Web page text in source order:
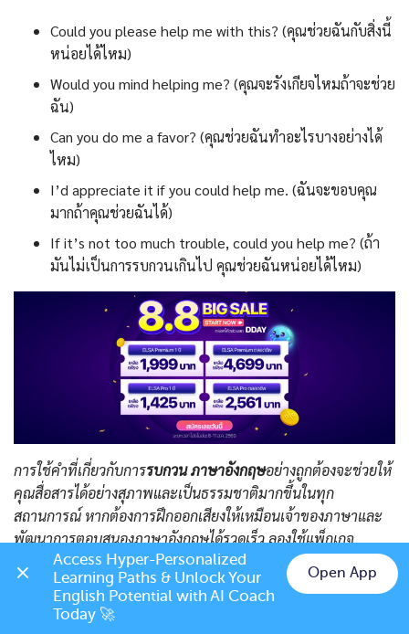
Could you please help me with this? (คุณช่วยฉันกับสิ่งนี้
หน่อยได้ไหม)
Would you mind helping me? (คุณจะรังเกียจไหมถ้าจะช่วย
ฉัน)
Can you do me a favor? (คุณช่วยฉันทำอะไรบางอย่างได้
ไหม)
I’d appreciate it if you could help me. (ฉันจะขอบคุณ
มากถ้าคุณช่วยฉันได้)
If it’s not too much trouble, could you help me? (ถ้า
มันไม่เป็นการรบกวนเกินไป คุณช่วยฉันหน่อยได้ไหม)
การใช้คำที่เกี่ยวกับการรบกวน ภาษาอังกฤษอย่างถูกต้องจะช่วยให้
คุณสื่อสารได้อย่างสุภาพและเป็นธรรมชาติมากขึ้นในทุก
สถานการณ์ หากต้องการฝึกออกเสียงให้เหมือนเจ้าของภาษาและ
พัฒนาการตอบสนองภาษาอังกฤษได้รวดเร็ว ลองใช้แพ็กเกจ
พรีเมียมของELSA Speakทันที เทคโนโลยี AI ของ ELSA Speak
จะช่วยให้คุณพัฒนาทักษะการสื่อสารได้ในเวลาอันสั้น
Chat on LINE
Access Hyper-Personalized
Learning Paths & Unlock Your
English Potential with AI Coach
Today 🚀
Open App